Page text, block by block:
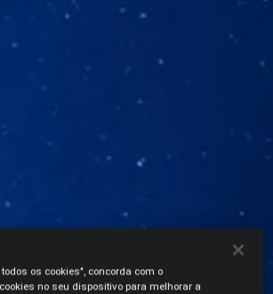
os cookies", concorda com o
no seu dispositivo para melhorar a